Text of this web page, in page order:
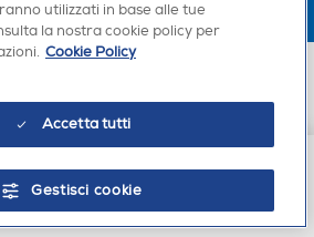
AL CARRELLO
SDI: HHBD9AK. Vendite soggette
del Consumo in tema di Diritti dei
utilizzati in base alle tue
la nostra cookie policy per
Cookie Policy
Accetta tutti
Gestisci cookie